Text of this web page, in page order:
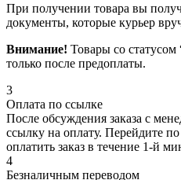
При получении товара вы
документы, которые курьер
Внимание! Товары со статусом
только после предоплаты.
3
Оплата по ссылке
После обсуждения заказа с
ссылку на оплату. Перейдите
оплатить заказ в течение 1-й
4
Безналичным переводом